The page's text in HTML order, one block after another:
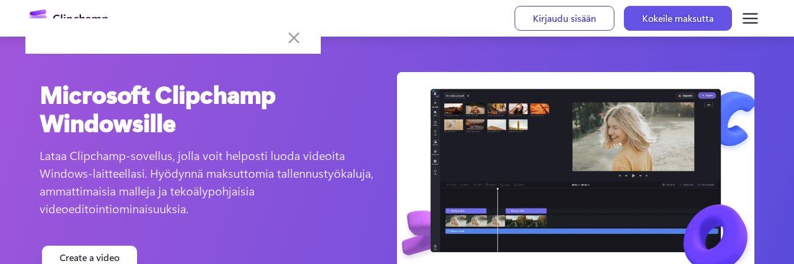
Kirjaudu sisään Kokeile maksutta
Kirjaudu sisään
Kokeile maksutta
Microsoft Clipchamp
Windowsille
Lataa Clipchamp-sovellus, jolla voit helposti luoda videoita
Windows-laitteellasi. Hyödynnä maksuttomia tallennustyökaluja,
ammattimaisia malleja ja tekoälypohjaisia
videoeditointiominaisuuksia.
Create a video